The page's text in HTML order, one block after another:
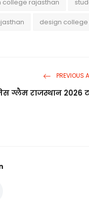
college rajasthan
design
PREVIOUS
ग्लैम राजस्थान 2026